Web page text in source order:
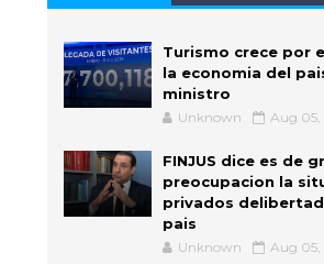
Turismo crece por
la economia del
ministro
Unknown Aug 05,
FINJUS dice es de
preocupacion la
privados delibertad
pais
Unknown Aug 05,